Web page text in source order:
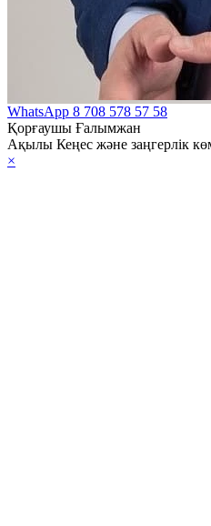
WhatsApp 8 708 578 57 58
Қорғаушы Ғалымжан
Ақылы Кеңес және заңгерлік
×